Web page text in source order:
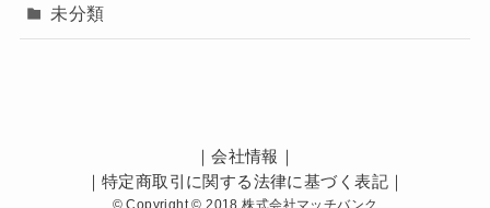
未分類
｜会社情報
｜特定商取引に関する法律に基づく表記｜